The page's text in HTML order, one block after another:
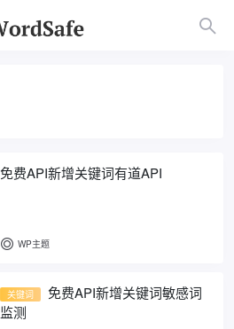
免费API新增关键词有道API
WP主题
关键词
免费API新增关键词敏感词
监测